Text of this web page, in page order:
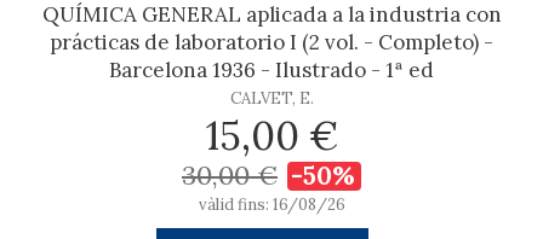
QUÍMICA GENERAL aplicada a la industria con
prácticas de laboratorio I (2 vol. - Completo) -
Barcelona 1936 - Ilustrado - 1ª ed
CALVET, E.
15,00 €
30,00 € -50%
vàlid fins: 16/08/26